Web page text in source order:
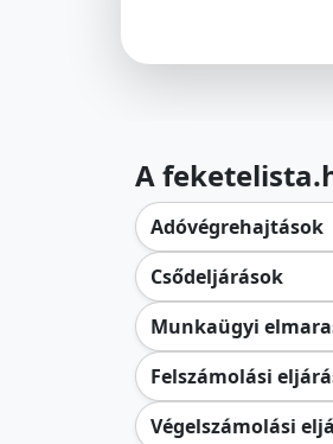
A
Adóvégrehajtások
Csődeljárások
Munkaügyi
Felszámolási
Végelszámolási